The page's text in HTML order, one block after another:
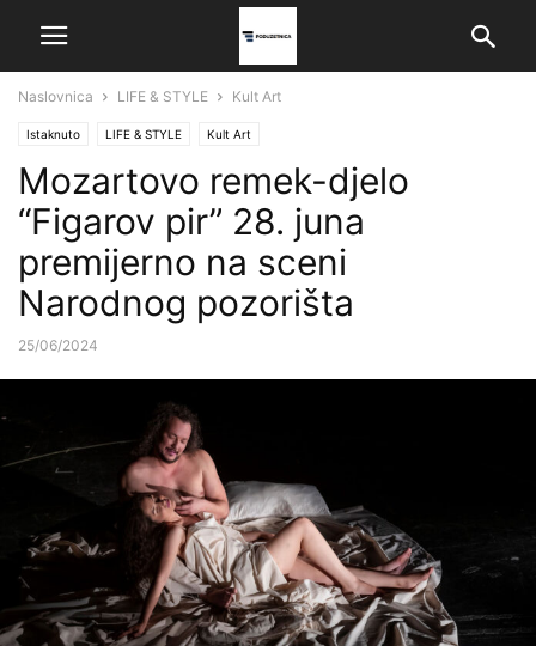
Naslovnica LIFE & STYLE Kult Art
Istaknuto LIFE & STYLE Kult Art
Mozartovo remek-djelo
“Figarov pir” 28. juna
premijerno na sceni
Narodnog pozorišta
25/06/2024